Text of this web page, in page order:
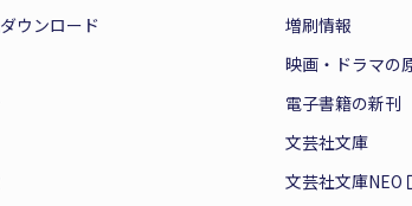
ウンロード
増刷情報
映画・ドラマの
電子書籍の新刊
文芸社文庫
文芸社文庫NEO